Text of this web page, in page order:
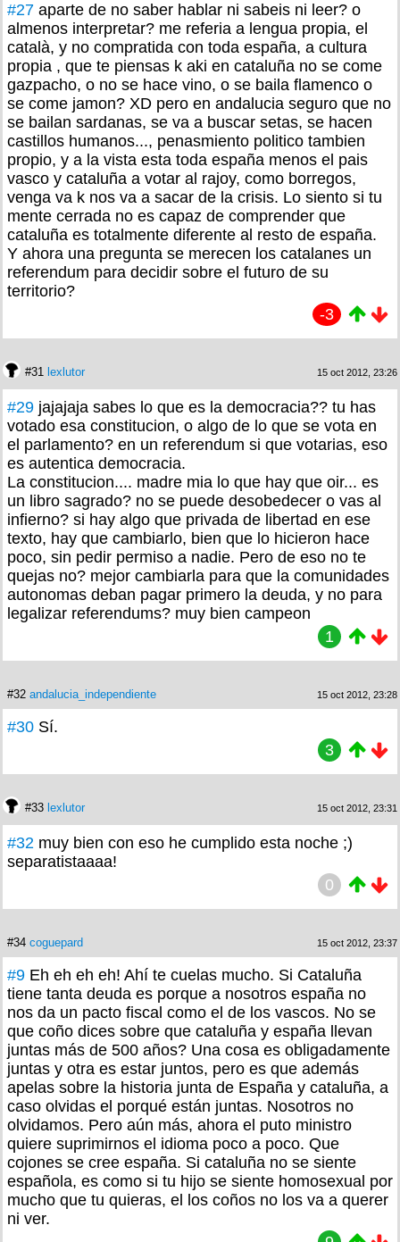
#27 aparte de no saber hablar ni sabeis ni leer? o
almenos interpretar? me referia a lengua propia, el
català, y no compratida con toda españa, a cultura
propia , que te piensas k aki en cataluña no se come
gazpacho, o no se hace vino, o se baila flamenco o
se come jamon? XD pero en andalucia seguro que no
se bailan sardanas, se va a buscar setas, se hacen
castillos humanos..., penasmiento politico tambien
propio, y a la vista esta toda españa menos el pais
vasco y cataluña a votar al rajoy, como borregos,
venga va k nos va a sacar de la crisis. Lo siento si tu
mente cerrada no es capaz de comprender que
cataluña es totalmente diferente al resto de españa.
Y ahora una pregunta se merecen los catalanes un
referendum para decidir sobre el futuro de su
territorio?
-3
#31 lexlutor 15 oct 2012, 23:26
#29 jajajaja sabes lo que es la democracia?? tu has
votado esa constitucion, o algo de lo que se vota en
el parlamento? en un referendum si que votarias, eso
es autentica democracia.
La constitucion.... madre mia lo que hay que oir... es
un libro sagrado? no se puede desobedecer o vas al
infierno? si hay algo que privada de libertad en ese
texto, hay que cambiarlo, bien que lo hicieron hace
poco, sin pedir permiso a nadie. Pero de eso no te
quejas no? mejor cambiarla para que la comunidades
autonomas deban pagar primero la deuda, y no para
legalizar referendums? muy bien campeon
1
#32 andalucia_independiente 15 oct 2012, 23:28
#30 Sí.
3
#33 lexlutor 15 oct 2012, 23:31
#32 muy bien con eso he cumplido esta noche ;)
separatistaaaa!
0
#34 coguepard 15 oct 2012, 23:37
#9 Eh eh eh eh! Ahí te cuelas mucho. Si Cataluña
tiene tanta deuda es porque a nosotros españa no
nos da un pacto fiscal como el de los vascos. No se
que coño dices sobre que cataluña y españa llevan
juntas más de 500 años? Una cosa es obligadamente
juntas y otra es estar juntos, pero es que además
apelas sobre la historia junta de España y cataluña, a
caso olvidas el porqué están juntas. Nosotros no
olvidamos. Pero aún más, ahora el puto ministro
quiere suprimirnos el idioma poco a poco. Que
cojones se cree españa. Si cataluña no se siente
española, es como si tu hijo se siente homosexual por
mucho que tu quieras, el los coños no los va a querer
ni ver.